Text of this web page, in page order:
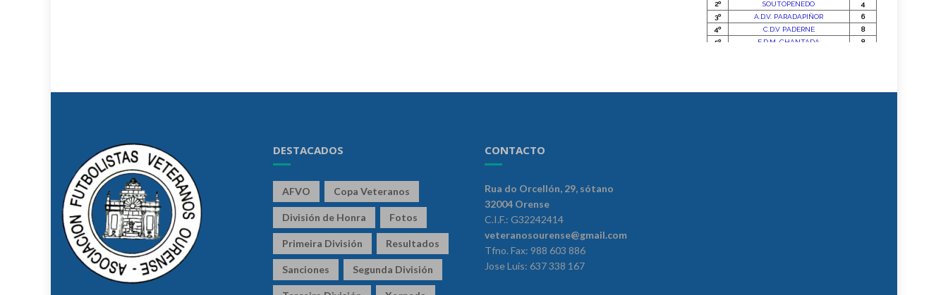
DESTACADOS
AFVO Copa Veteranos
División de Honra Fotos
Primeira División Resultados
Sanciones Segunda División
CONTACTO
Rua do Orcellón, 29, sótano
32004 Orense
C.I.F.: G32242414
veteranosourense@gmail.com
Tfno. Fax: 988 603 886
Jose Luis: 637 338 167